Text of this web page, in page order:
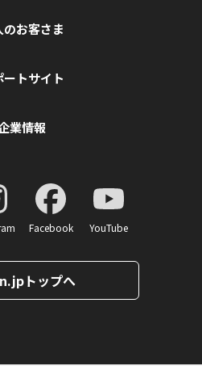
のお客さま
ートサイト
業情報
Facebook YouTube
トップへ